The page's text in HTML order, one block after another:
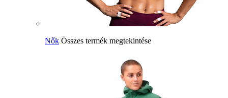
Nők Összes termék megtekintése